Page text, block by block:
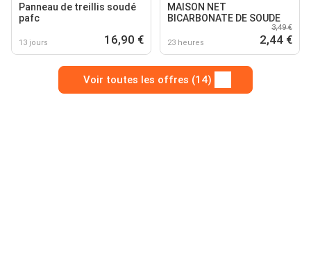
Panneau de treillis soudé
pafc
13 jours 16,90 €
MAISON NET
BICARBONATE DE SOUDE
23 heures
3,49 €
2,44 €
Voir toutes les offres (14)